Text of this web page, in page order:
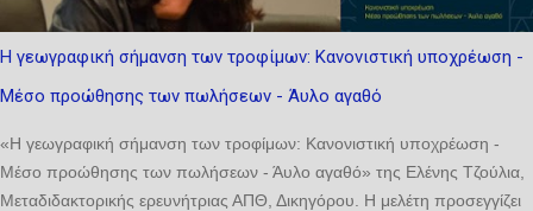
παράγραφος (α) του εδαφίου (2), προστίθεται η λέξη «έως» αμέσως
18(2)(α) έχει ως εξής: 18 - Ίδρυση, δικαιοδοσία και σύνθεση του
Ναυτοδικείου (1) Καθιδρύεται Ναυτοδικείο, του οποίου αποκλειστική
Η γεωγραφική σήμανση των τροφίμων: Κανονιστική υποχρέωση -
Μέσο προώθησης των πωλήσεων - Άυλο αγαθό
«Η γεωγραφική σήμανση των τροφίμων: Κανονιστική υποχρέωση -
Μέσο προώθησης των πωλήσεων - Άυλο αγαθό» της Ελένης Τζούλια,
Μεταδιδακτορικής ερευνήτριας ΑΠΘ, Δικηγόρου. Η μελέτη ​προσεγγίζει